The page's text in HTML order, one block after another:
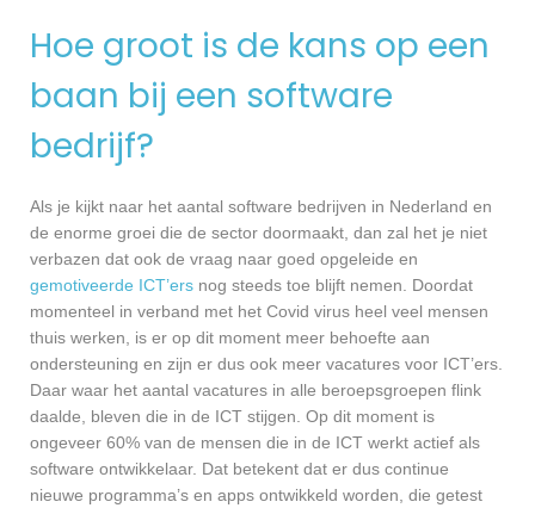
Hoe groot is de kans op een
baan bij een software
bedrijf?
Als je kijkt naar het aantal software bedrijven in Nederland en
de enorme groei die de sector doormaakt, dan zal het je niet
verbazen dat ook de vraag naar goed opgeleide en
gemotiveerde ICT’ers nog steeds toe blijft nemen. Doordat
momenteel in verband met het Covid virus heel veel mensen
thuis werken, is er op dit moment meer behoefte aan
ondersteuning en zijn er dus ook meer vacatures voor ICT’ers.
Daar waar het aantal vacatures in alle beroepsgroepen flink
daalde, bleven die in de ICT stijgen. Op dit moment is
ongeveer 60% van de mensen die in de ICT werkt actief als
software ontwikkelaar. Dat betekent dat er dus continue
nieuwe programma’s en apps ontwikkeld worden, die getest